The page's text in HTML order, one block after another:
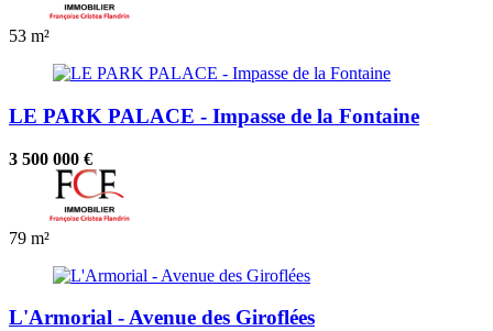
53 m²
LE PARK PALACE - Impasse de la Fontaine
3 500 000 €
79 m²
L'Armorial - Avenue des Giroflées